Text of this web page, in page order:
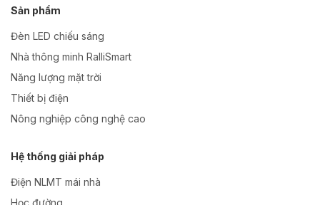
Sản phẩm
Đèn LED chiếu sáng
Nhà thông minh RalliSmart
Năng lượng mặt trời
Thiết bị điện
Nông nghiệp công nghệ cao
Hệ thống giải pháp
Điện NLMT mái nhà
Học đường